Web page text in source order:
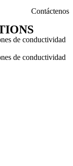
Contáctenos
de conductividad
de conductividad